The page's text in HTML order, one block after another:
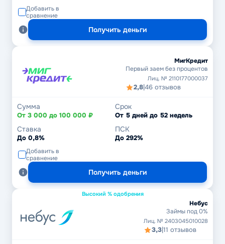
Добавить в
сравнение
Получить деньги
МигКредит
Первый заем без процентов
Лиц. № 2110177000037
2,8|46 отзывов
Сумма
От 3 000 до 100 000 ₽
Срок
От 5 дней до 52 недель
Ставка
До 0,8%
ПСК
До 292%
Добавить в
сравнение
Получить деньги
Высокий % одобрения
Небус
Займы под 0%
Лиц. № 2403045010028
3,3|11 отзывов